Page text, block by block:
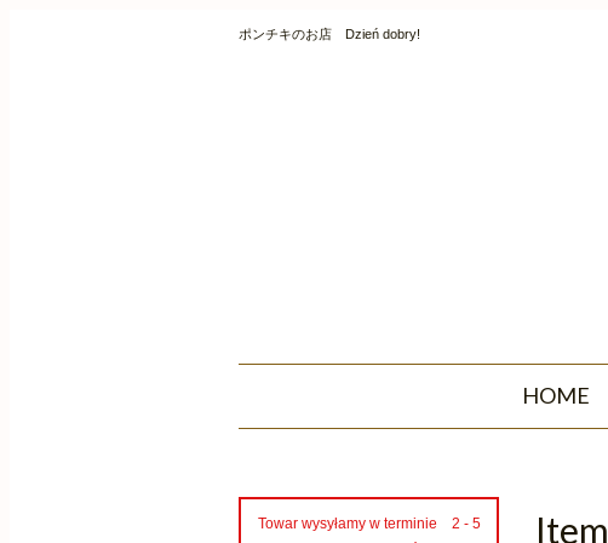
ポンチキのお店 Dzień dobry!
HOME
Item
Towar wysyłamy w terminie 2 - 5